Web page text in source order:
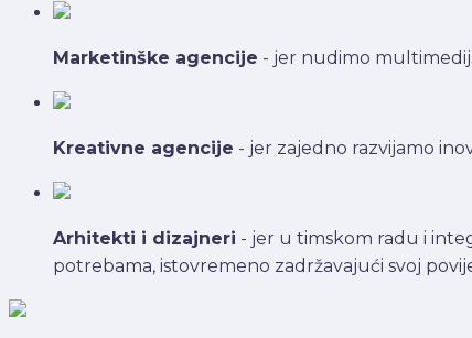
Marketinške agencije - jer nudimo
Kreativne agencije - jer zajedno razvijamo
Arhitekti i dizajneri - jer u timskom radu i
potrebama, istovremeno zadržavajući svoj